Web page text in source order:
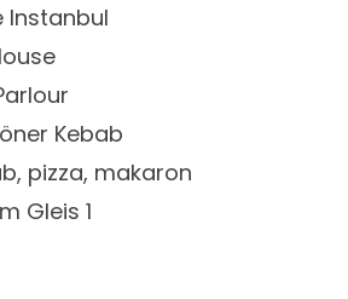
Instanbul
Kebab
pizza, makaron
Gleis 1